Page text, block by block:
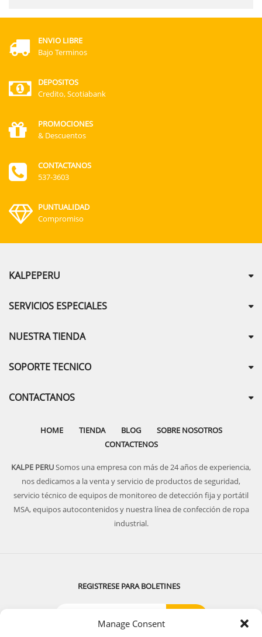
Manage Consent
ENVIO LIBRE
Bajo Terminos
DEPOSITOS
Credito, Scotiabank
PROMOCIONES
& Descuentos
CONTACTANOS
537-3603
PUNTUALIDAD
Compromiso
KALPEPERU
SERVICIOS ESPECIALES
NUESTRA TIENDA
SOPORTE TECNICO
CONTACTANOS
HOME TIENDA BLOG
SOBRE NOSOTROS
CONTACTENOS
KALPE PERUSomos una empresa con más de 24 años de experiencia,
nos dedicamos a la venta y servicio de productos de seguridad,
servicio técnico de equipos de monitoreo de detección fija y portátil
MSA, equipos autocontenidos y nuestra línea de confección de ropa
industrial.
REGISTRESE PARA BOLETINES